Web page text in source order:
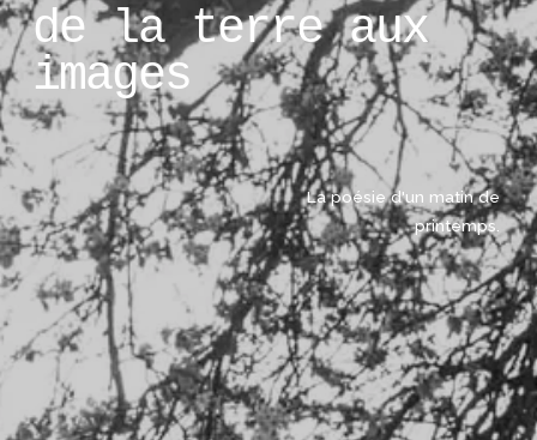
de la terre aux
images
La poésie d'un matin de
printemps.